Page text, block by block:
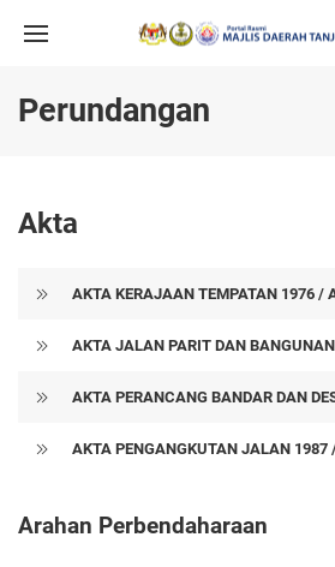
Perundangan
Akta
AKTA KERAJAAN TEMPATAN 1976 /
AKTA JALAN PARIT DAN
AKTA PERANCANG BANDAR DAN
AKTA PENGANGKUTAN JALAN 1987
Arahan Perbendaharaan